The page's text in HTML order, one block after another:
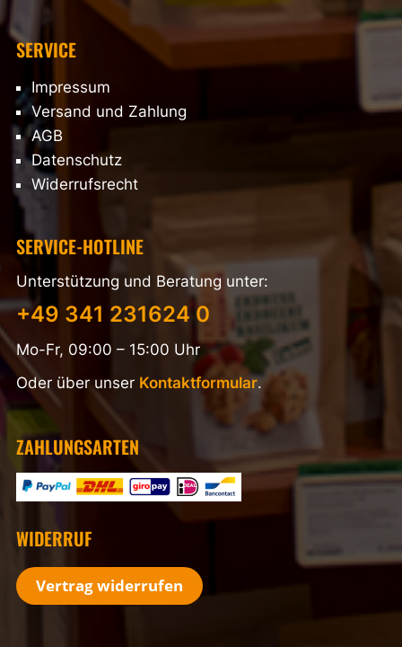
SERVICE
Impressum
Versand und Zahlung
AGB
Datenschutz
Widerrufsrecht
SERVICE-HOTLINE
Unterstützung und Beratung unter:
+49 341 231624 0
Mo-Fr, 09:00 – 15:00 Uhr
Oder über unser Kontaktformular.
ZAHLUNGSARTEN
WIDERRUF
Vertrag widerrufen